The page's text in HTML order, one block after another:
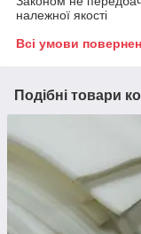
належної якості
Всі умови
Подібні товари